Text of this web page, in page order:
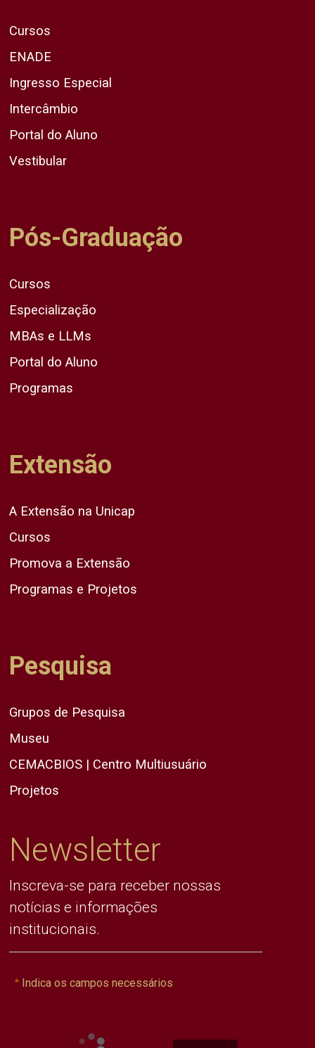
Cursos
ENADE
Ingresso Especial
Intercâmbio
Portal do Aluno
Vestibular
Pós-Graduação
Cursos
Especialização
MBAs e LLMs
Portal do Aluno
Programas
Extensão
A Extensão na Unicap
Cursos
Promova a Extensão
Programas e Projetos
Pesquisa
Grupos de Pesquisa
Museu
CEMACBIOS | Centro Multiusuário
Projetos
Newsletter
Inscreva-se para receber nossas
notícias e informações
institucionais.
Indica os campos necessários